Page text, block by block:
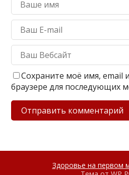
Сохраните моё имя, email
браузере для последующих
Здоровье на первом